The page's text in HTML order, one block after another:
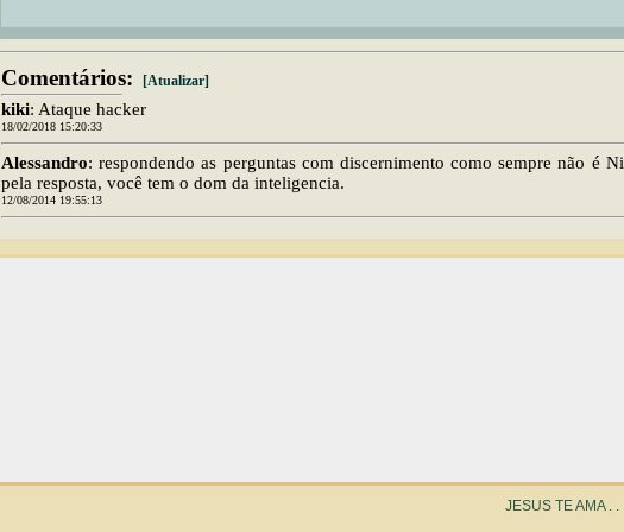
Comentários: [Atualizar]
kiki: Ataque hacker
18/02/2018 15:20:33
Alessandro: respondendo as perguntas com discernimento como sempre não é
pela resposta, você tem o dom da inteligencia.
12/08/2014 19:55:13
JESUS TE AMA . . . . .